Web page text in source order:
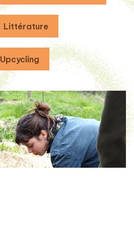
Littérature
Upcycling